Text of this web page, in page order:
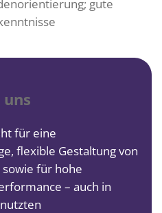
gute
für eine
flexible Gestaltung von
für hohe
– auch in